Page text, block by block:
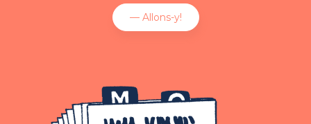
— Allons-y!